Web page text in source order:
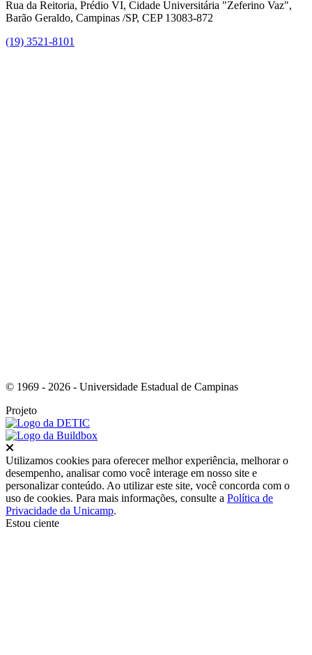
Rua da Reitoria, Prédio VI, Cidade Universitária "Zeferino Vaz",
Barão Geraldo, Campinas /SP, CEP 13083-872
(19) 3521-8101
© 1969 - 2026 - Universidade Estadual de Campinas
Projeto
Utilizamos cookies para oferecer melhor experiência, melhorar o
desempenho, analisar como você interage em nosso site e
personalizar conteúdo. Ao utilizar este site, você concorda com o
uso de cookies. Para mais informações, consulte a Política de
Privacidade da Unicamp.
Estou ciente